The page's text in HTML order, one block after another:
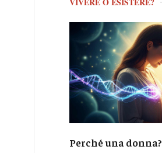
Perché una donna?